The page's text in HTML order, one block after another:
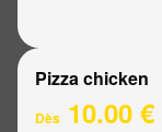
Pizza chicken
Dès 10.00 €